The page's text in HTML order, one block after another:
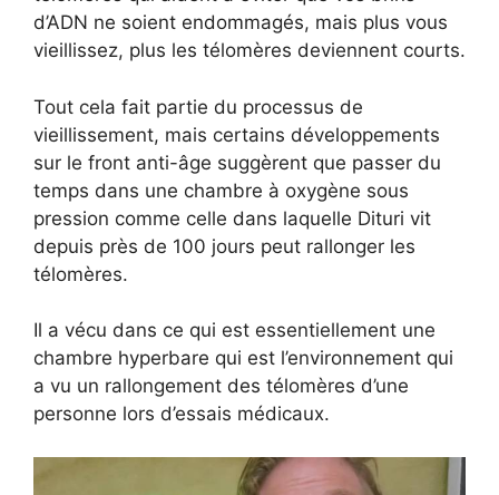
d’ADN ne soient endommagés, mais plus vous
vieillissez, plus les télomères deviennent courts.
Tout cela fait partie du processus de
vieillissement, mais certains développements
sur le front anti-âge suggèrent que passer du
temps dans une chambre à oxygène sous
pression comme celle dans laquelle Dituri vit
depuis près de 100 jours peut rallonger les
télomères.
Il a vécu dans ce qui est essentiellement une
chambre hyperbare qui est l’environnement qui
a vu un rallongement des télomères d’une
personne lors d’essais médicaux.